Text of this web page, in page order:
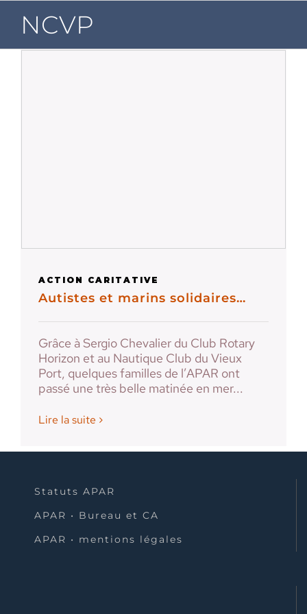
contenuNCVP
ACTION CARITATIVE
Autistes et marins solidaires…
Grâce à Sergio Chevalier du Club Rotary
Horizon et au Nautique Club du Vieux
Port, quelques familles de l’APAR ont
passé une très belle matinée en mer...
Lire la suite
Statuts APAR
APAR • Bureau et CA
APAR • mentions légales